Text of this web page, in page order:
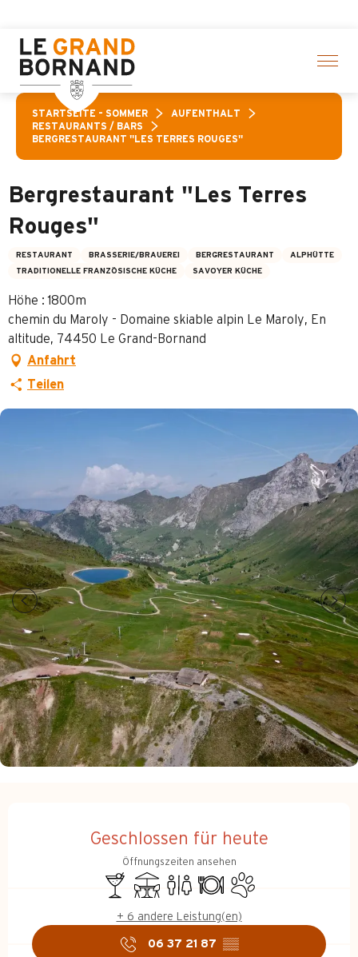
contenu
principal
STARTSEITE – SOMMER
AUFENTHALT
RESTAURANTS / BARS
BERGRESTAURANT "LES TERRES ROUGES"
Bergrestaurant "Les Terres
Rouges"
RESTAURANT BRASSERIE/BRAUEREI BERGRESTAURANT
ALPHÜTTE
TRADITIONELLE FRANZÖSISCHE KÜCHE
SAVOYER KÜCHE
Höhe : 1800m
chemin du Maroly - Domaine skiable alpin Le Maroly, En
altitude, 74450 Le Grand-Bornand
Anfahrt
Teilen
Geschlossen für heute
Öffnungszeiten ansehen
Bar / Getränkestand
TerrasseToilettenRestaurantTiere erlaubt
+ 6 andere Leistung(en)
06 37 21 87 ▒▒